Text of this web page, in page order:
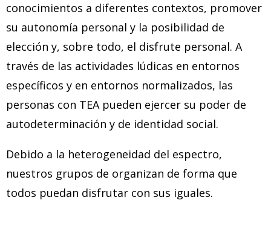
conocimientos a diferentes contextos, promover
su autonomía personal y la posibilidad de
elección y, sobre todo, el disfrute personal. A
través de las actividades lúdicas en entornos
específicos y en entornos normalizados, las
personas con TEA pueden ejercer su poder de
autodeterminación y de identidad social.
Debido a la heterogeneidad del espectro,
nuestros grupos de organizan de forma que
todos puedan disfrutar con sus iguales.